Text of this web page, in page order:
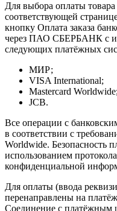
Для выбора оплаты
соответствующей
кнопку Оплата заказа
через ПАО СБЕРБАНК с
следующих платёжных
МИР;
VISA International;
Mastercard Worldwide;
JCB.
Все операции с
в соответствии с
Worldwide. Безопасность
использованием
конфиденциальной
Для оплаты (ввода
перенаправлены на
Соединение с платёжным